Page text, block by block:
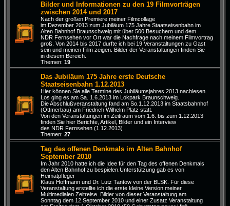
Bilder und Informationen zu den 19 Filmvorträgen
zwischen 2014 und 2017
Nach der großen Premiere meiner Filmcollage
im Dezember 2013 zum Jubiläum 175 Jahre Staatseisenbahn im
Alten Bahnhof Braunschweig mit über 500 Besuchern und dem
NDR Fernsehen vor Ort war die Nachfrage nach meinem Filmvortrag
groß. Von 2014 bis 2017 durfte ich bei 19 Veranstaltungen zu Gast
sein und meinen Film zeigen. Bilder der Veranstaltungen finden Sie
in diesem Bereich.
Themen: 19
Das Jubiläum 175 Jahre erste Deutsche
Staatseisenbahn 1.12.2013
Hier können Sie alle Termine des Jubiläumsjahres 2013 nachlesen.
Los ging es am Sa. 1.6.2013 im Lokpark Braunschweig.
Die Abschlußveranstaltung fand am So.1.12.2013 im Staatsbahnhof
(Ottmerbau) am Friedrich Wilhelm Platz statt.
Von den Veranstaltungen im Zeitraum vom 1.6. bis zum 1.12.2013
finden Sie hier Berichte, Artikel, Bilder und ein Interview
des NDR Fernsehen (1.12.2013) .
Themen: 27
Tag des offenen Denkmals im Alten Bahnhof
September 2010
Im Jahr 2010 hatte ich die Idee für den Tag des offenen Denkmals
den Alten Bahnhof zu bespielen.Unterstützung gab es von
Heimatpfleger
Klaus Hoffmann und Dr. Lutz Tantow von der BLSK. Für diese
Veranstaltung erstellte ich die erste kleine Version meiner
Multimedialen Zeitreise. Bilder von dieser Veranstaltung am
Sonntag dem 12.September 2010 und einer Zusatz Veranstaltung